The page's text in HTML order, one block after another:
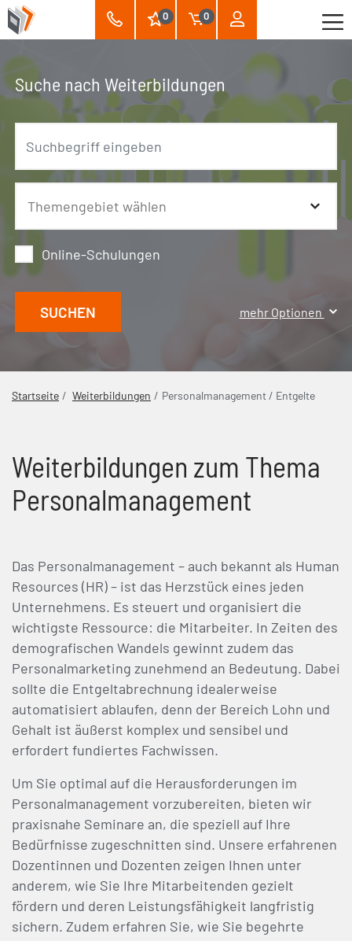
0 0
Suche nach Weiterbildungen
Online-Schulungen
SUCHEN mehr Optionen
Startseite Weiterbildungen Personalmanagement / Entgelte
Weiterbildungen zum Thema
Personalmanagement
Das Personalmanagement – auch bekannt als Human
Resources (HR) – ist das Herzstück eines jeden
Unternehmens. Es steuert und organisiert die
wichtigste Ressource: die Mitarbeiter. In Zeiten des
demografischen Wandels gewinnt zudem das
Personalmarketing zunehmend an Bedeutung. Dabei
sollte die Entgeltabrechnung idealerweise
automatisiert ablaufen, denn der Bereich Lohn und
Gehalt ist äußerst komplex und sensibel und
erfordert fundiertes Fachwissen.
Um Sie optimal auf die Herausforderungen im
Personalmanagement vorzubereiten, bieten wir
praxisnahe Seminare an, die speziell auf Ihre
Bedürfnisse zugeschnitten sind. Unsere erfahrenen
Dozentinnen und Dozenten zeigen Ihnen unter
anderem, wie Sie Ihre Mitarbeitenden gezielt
fördern und deren Leistungsfähigkeit langfristig
sichern. Zudem erfahren Sie, wie Sie begehrte